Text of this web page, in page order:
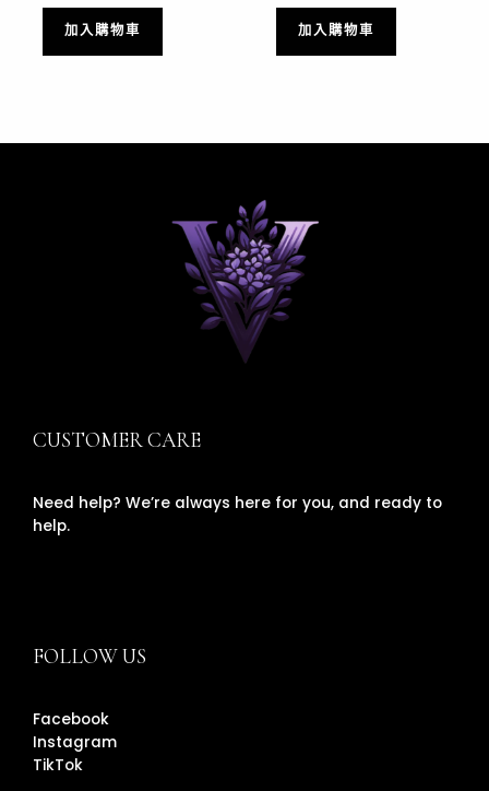
加入購物車 加入購物車
CUSTOMER CARE
Need help? We’re always here for you, and ready to
help.
FOLLOW US
Facebook
Instagram
TikTok